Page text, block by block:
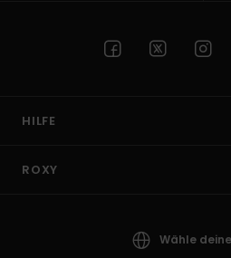
HILFE
ROXY
Wähle